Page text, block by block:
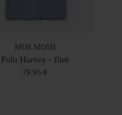
MOS MOSH
Polo Harvey - flint
79,95 €